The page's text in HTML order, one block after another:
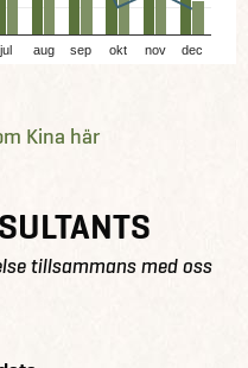
jul aug sep okt nov dec
Kina här
tillsammans med oss